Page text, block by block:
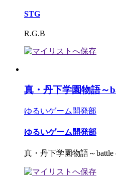
STG
R.G.B
真・丹下学園物語～
ゆるいゲーム開発部
ゆるいゲーム開発部
真・丹下学園物語～battle